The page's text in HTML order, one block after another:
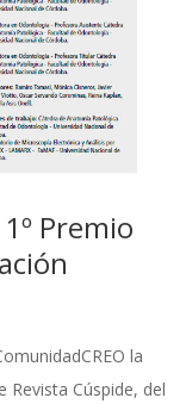
Premio
la
Cúspide, del